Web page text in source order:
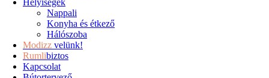
Helyiségek
Nappali
Konyha és étkező
Hálószoba
Modizz velünk!
Rumlibiztos
Kapcsolat